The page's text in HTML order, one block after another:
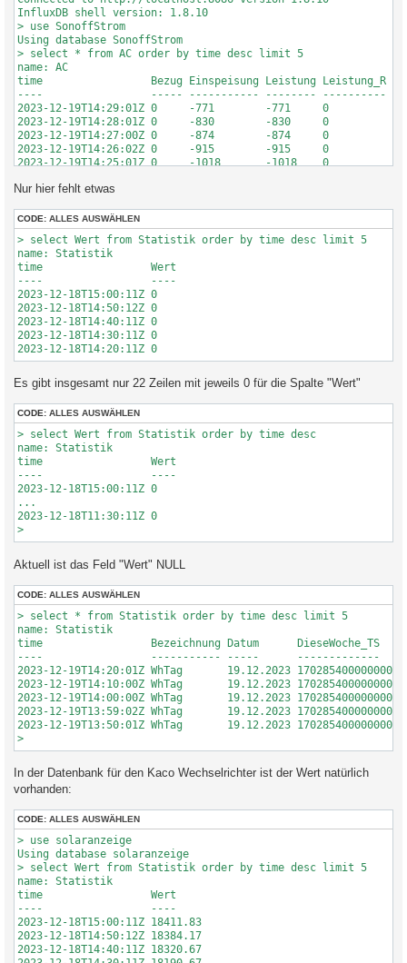
InfluxDB shell version: 1.8.10
> use SonoffStrom
Using database SonoffStrom
> select * from AC order by time desc limit 5
name: AC
time                 Bezug Einspeisung Leistung Leistung_R
----                 ----- ----------- -------- ----------
2023-12-19T14:29:01Z 0     -771        -771     0
2023-12-19T14:28:01Z 0     -830        -830     0
2023-12-19T14:27:00Z 0     -874        -874     0
2023-12-19T14:26:02Z 0     -915        -915     0
2023-12-19T14:25:01Z 0     -1018       -1018    0
Nur hier fehlt etwas
CODE: ALLES AUSWÄHLEN
> select Wert from Statistik order by time desc limit 5
name: Statistik
time                 Wert
----                 ----
2023-12-18T15:00:11Z 0
2023-12-18T14:50:12Z 0
2023-12-18T14:40:11Z 0
2023-12-18T14:30:11Z 0
Es gibt insgesamt nur 22 Zeilen mit jeweils 0 für die Spalte "Wert"
CODE: ALLES AUSWÄHLEN
> select Wert from Statistik order by time desc
name: Statistik
time                 Wert
----                 ----
2023-12-18T15:00:11Z 0
...
2023-12-18T11:30:11Z 0
Aktuell ist das Feld "Wert" NULL
CODE: ALLES AUSWÄHLEN
> select * from Statistik order by time desc limit 5
name: Statistik
time                 Bezeichnung Datum      DieseWoche_TS
----                 ----------- -----      -------------
2023-12-19T14:20:01Z WhTag       19.12.2023
2023-12-19T14:10:00Z WhTag       19.12.2023
2023-12-19T14:00:00Z WhTag       19.12.2023
2023-12-19T13:59:02Z WhTag       19.12.2023
2023-12-19T13:50:01Z WhTag       19.12.2023
In der Datenbank für den Kaco Wechselrichter ist der Wert natürlich
vorhanden:
CODE: ALLES AUSWÄHLEN
> use solaranzeige
Using database solaranzeige
> select Wert from Statistik order by time desc limit 5
name: Statistik
time                 Wert
----                 ----
2023-12-18T15:00:11Z 18411.83
2023-12-18T14:50:12Z 18384.17
2023-12-18T14:40:11Z 18320.67